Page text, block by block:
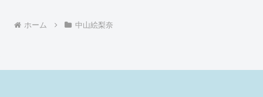
ホーム 中山絵梨奈